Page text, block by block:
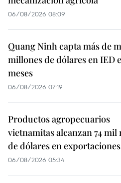
06/08/2026 08:09
Quang Ninh capta más de
millones de dólares en IED
meses
06/08/2026 07:19
Productos agropecuarios
vietnamitas alcanzan 74 mil
de dólares en exportaciones
06/08/2026 05:34